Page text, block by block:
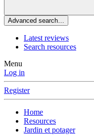
Advanced search…
Latest reviews
Search resources
Menu
Log in
Register
Home
Resources
Jardin et potager